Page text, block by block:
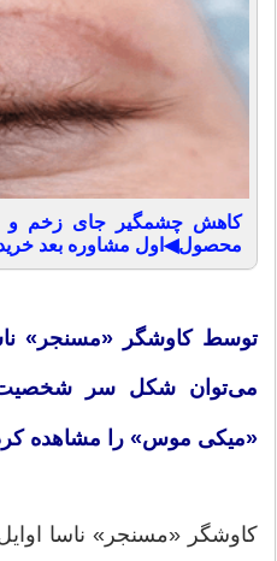
محصول◀اول مشاوره بعد
توسط كاوشگر «مسنجر»
می‌توان شكل سر شخصیت
«میكی موس» را مشاهده
كاوشگر «مسنجر» ناسا